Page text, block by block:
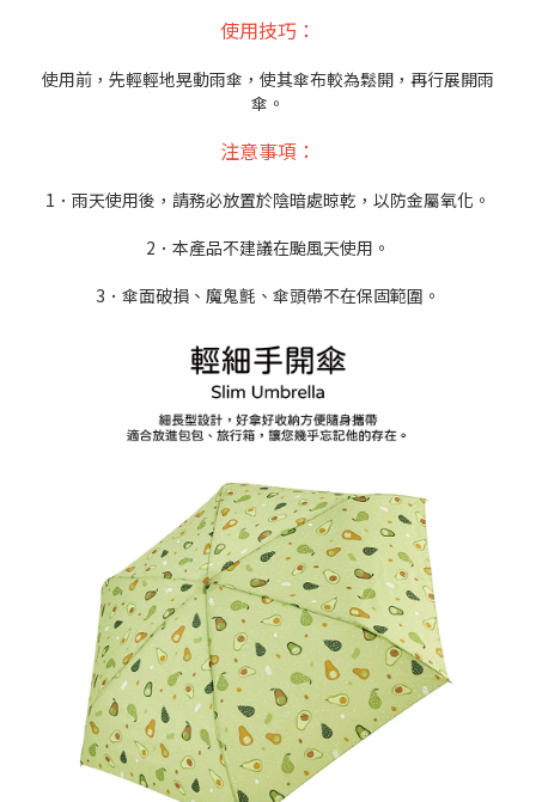
使用技巧：
使用前，先輕輕地晃動雨傘，使其傘布較為鬆開，再行展開雨
傘。
注意事項：
1．雨天使用後，請務必放置於陰暗處晾乾，以防金屬氧化。
2．本產品不建議在颱風天使用。
3．傘面破損、魔鬼氈、傘頭帶不在保固範圍。